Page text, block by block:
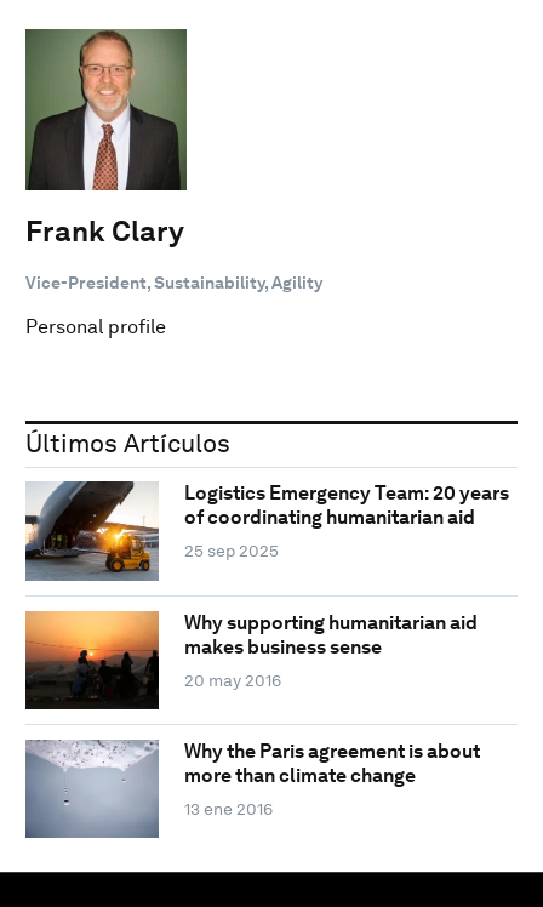
Frank Clary
Vice-President, Sustainability, Agility
Personal profile
Últimos Artículos
Logistics Emergency Team: 20 years
of coordinating humanitarian aid
25 sep 2025
Why supporting humanitarian aid
makes business sense
20 may 2016
Why the Paris agreement is about
more than climate change
13 ene 2016